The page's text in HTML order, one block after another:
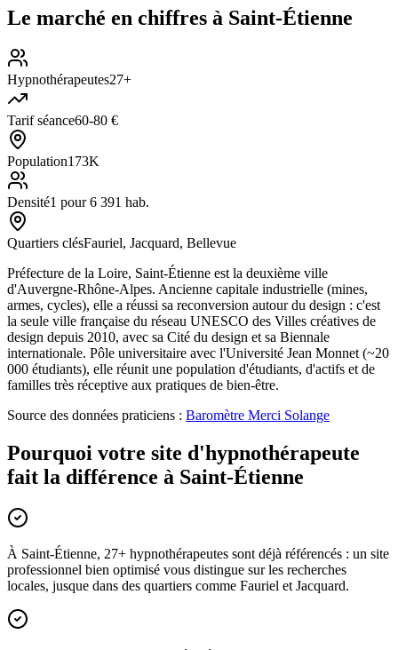
Le marché en chiffres à Saint-Étienne
Hypnothérapeutes27+
Tarif séance60-80 €
Population173K
Densité1 pour 6 391 hab.
Quartiers clésFauriel, Jacquard, Bellevue
Préfecture de la Loire, Saint-Étienne est la deuxième ville
d'Auvergne-Rhône-Alpes. Ancienne capitale industrielle (mines,
armes, cycles), elle a réussi sa reconversion autour du design : c'est
la seule ville française du réseau UNESCO des Villes créatives de
design depuis 2010, avec sa Cité du design et sa Biennale
internationale. Pôle universitaire avec l'Université Jean Monnet (~20
000 étudiants), elle réunit une population d'étudiants, d'actifs et de
familles très réceptive aux pratiques de bien-être.
Source des données praticiens : Baromètre Merci Solange
Pourquoi votre site d'hypnothérapeute
fait la différence à Saint-Étienne
À Saint-Étienne, 27+ hypnothérapeutes sont déjà référencés : un site
professionnel bien optimisé vous distingue sur les recherches
locales, jusque dans des quartiers comme Fauriel et Jacquard.